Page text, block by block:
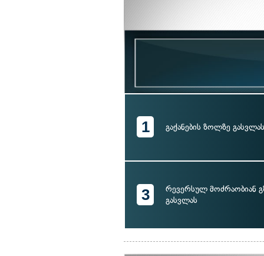
1 გაქანების ზოლზე გასვლას
3
რევერსულ მოძრაობიან
გასვლას